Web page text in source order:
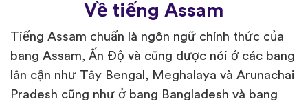
Về tiếng Assam
Tiếng Assam chuẩn là ngôn ngữ chính thức của
bang Assam, Ấn Độ và cũng dược nói ở các bang
lân cận như Tây Bengal, Meghalaya và Arunachai
Pradesh cũng như ở bang Bangladesh và bang